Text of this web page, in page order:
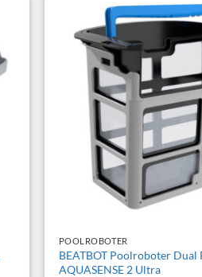
POOLROBOTER
BEATBOT Poolroboter
AQUASENSE 2 Ultra